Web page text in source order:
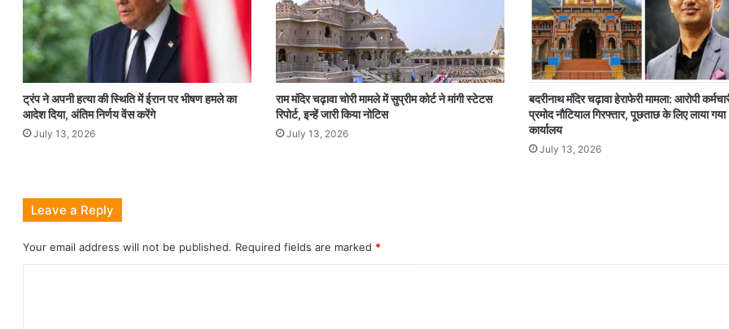
ट्रंप ने अपनी हत्या की स्थिति में ईरान पर भीषण हमले का
आदेश दिया, अंतिम निर्णय वेंस करेंगे
July 13, 2026
राम मंदिर चढ़ावा चोरी मामले में सुप्रीम कोर्ट ने मांगी स्टेटस
रिपोर्ट, इन्हें जारी किया नोटिस
July 13, 2026
बदरीनाथ मंदिर चढ़ावा हेराफेरी मामला: आरोपी
प्रमोद नौटियाल गिरफ्तार, पूछताछ के लिए लाया गया
कार्यालय
July 13, 2026
Leave a Reply
Your email address will not be published. Required fields are marked *